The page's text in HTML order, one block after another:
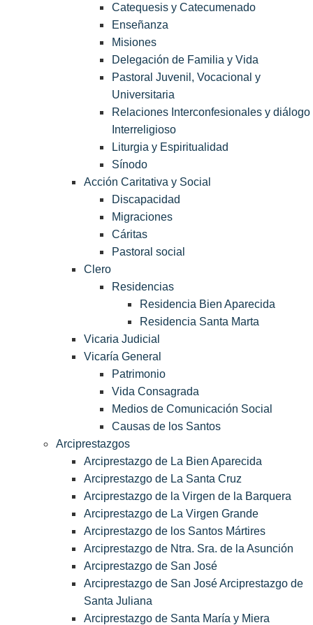
Catequesis y Catecumenado
Enseñanza
Misiones
Delegación de Familia y Vida
Pastoral Juvenil, Vocacional y
Universitaria
Relaciones Interconfesionales y diálogo
Interreligioso
Liturgia y Espiritualidad
Sínodo
Acción Caritativa y Social
Discapacidad
Migraciones
Cáritas
Pastoral social
Clero
Residencias
Residencia Bien Aparecida
Residencia Santa Marta
Vicaria Judicial
Vicaría General
Patrimonio
Vida Consagrada
Medios de Comunicación Social
Causas de los Santos
Arciprestazgos
Arciprestazgo de La Bien Aparecida
Arciprestazgo de La Santa Cruz
Arciprestazgo de la Virgen de la Barquera
Arciprestazgo de La Virgen Grande
Arciprestazgo de los Santos Mártires
Arciprestazgo de Ntra. Sra. de la Asunción
Arciprestazgo de San José
Arciprestazgo de San José Arciprestazgo de
Santa Juliana
Arciprestazgo de Santa María y Miera